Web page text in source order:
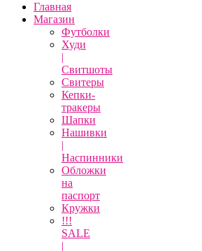
Главная
Магазин
Футболки
Худи
|
Свитшоты
Свитеры
Кепки-
тракеры
Шапки
Нашивки
|
Наспинники
Обложки
на
паспорт
Кружки
!!!
SALE
|